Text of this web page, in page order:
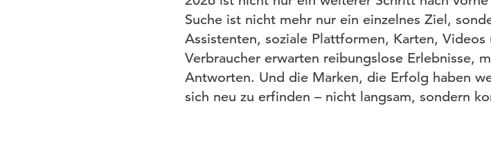
Suche ist nicht mehr nur ein einzelnes Ziel,
Assistenten, soziale Plattformen, Karten,
Verbraucher erwarten reibungslose Erlebnisse,
Antworten. Und die Marken, die Erfolg haben
sich neu zu erfinden – nicht langsam, sondern